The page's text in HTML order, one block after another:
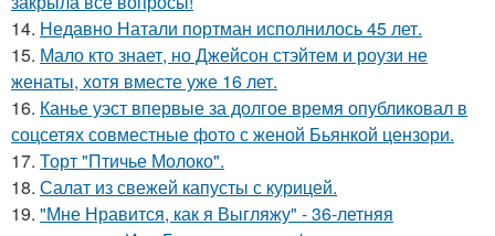
14. Недавно Натали портман исполнилось 45 лет.
15. Мало кто знает, но Джейсон стэйтем и роузи не
женаты, хотя вместе уже 16 лет.
16. Канье уэст впервые за долгое время опубликовал в
соцсетях совместные фото с женой Бьянкой цензори.
17. Торт "Птичье Молоко".
18. Салат из свежей капусты с курицей.
19. "Мне Нравится, как я Выгляжу" - 36-летняя